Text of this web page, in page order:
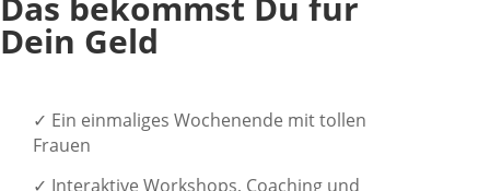
Dein Geld
✓ Ein einmaliges Wochenende mit tollen
Frauen
✓ Interaktive Workshops, Coaching und